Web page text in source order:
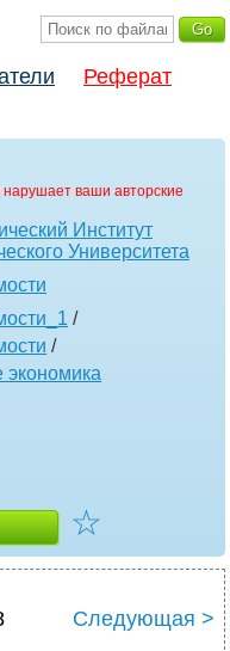
Реферат
ваши авторские
Институт
Университета
/
/
экономика
☆
Следующая >